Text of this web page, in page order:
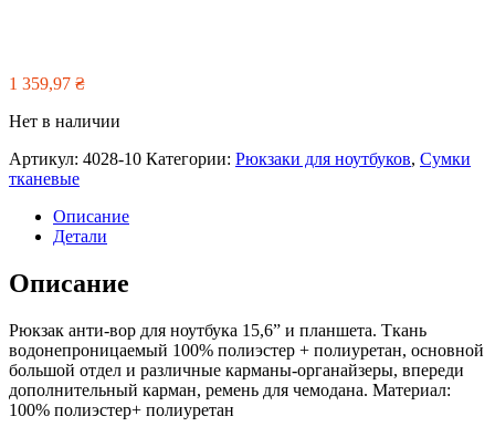
1 359,97 ₴
Нет в наличии
Артикул: 4028-10 Категории: Рюкзаки для ноутбуков, Сумки
тканевые
Описание
Детали
Описание
Рюкзак анти-вор для ноутбука 15,6” и планшета. Ткань
водонепроницаемый 100% полиэстер + полиуретан, основной
большой отдел и различные карманы-органайзеры, впереди
дополнительный карман, ремень для чемодана. Материал:
100% полиэстер+ полиуретан